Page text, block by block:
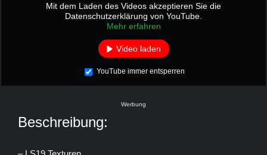
Mit dem Laden des Videos akzeptieren Sie die
Datenschutzerklärung von YouTube.
Mehr erfahren
Video laden
YouTube immer entsperren
Werbung
Beschreibung: